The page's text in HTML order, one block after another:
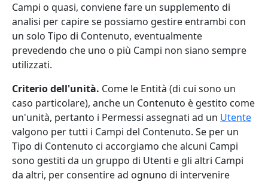
Campi o quasi, conviene fare un supplemento di
analisi per capire se possiamo gestire entrambi con
un solo Tipo di Contenuto, eventualmente
prevedendo che uno o più Campi non siano sempre
utilizzati.
Criterio dell'unità. Come le Entità (di cui sono un
caso particolare), anche un Contenuto è gestito come
un'unità, pertanto i Permessi assegnati ad un Utente
valgono per tutti i Campi del Contenuto. Se per un
Tipo di Contenuto ci accorgiamo che alcuni Campi
sono gestiti da un gruppo di Utenti e gli altri Campi
da altri, per consentire ad ognuno di intervenire